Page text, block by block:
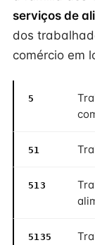
serviços de
dos
comércio em
5
51
513
5135